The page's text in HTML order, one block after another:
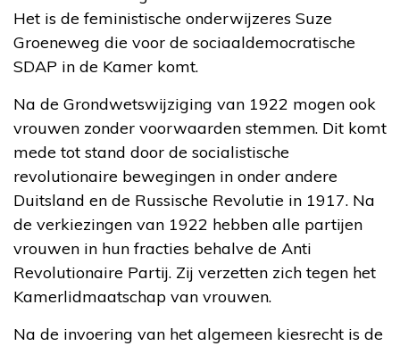
Het is de feministische onderwijzeres Suze
Groeneweg die voor de sociaaldemocratische
SDAP in de Kamer komt.
Na de Grondwetswijziging van 1922 mogen ook
vrouwen zonder voorwaarden stemmen. Dit komt
mede tot stand door de socialistische
revolutionaire bewegingen in onder andere
Duitsland en de Russische Revolutie in 1917. Na
de verkiezingen van 1922 hebben alle partijen
vrouwen in hun fracties behalve de Anti
Revolutionaire Partij. Zij verzetten zich tegen het
Kamerlidmaatschap van vrouwen.
Na de invoering van het algemeen kiesrecht is de